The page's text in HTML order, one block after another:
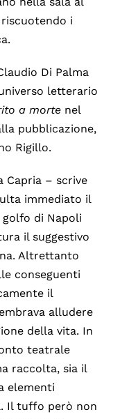
i
Di Palma
letterario
a morte nel
pubblicazione,
Rigillo.
Capria – scrive
immediato il
di Napoli
il suggestivo
Altrettanto
conseguenti
il
alludere
della vita. In
teatrale
raccolta, sia il
elementi
Il tuffo però non